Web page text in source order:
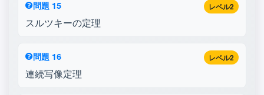
レベル2
問題 15
スルツキーの定理
レベル2
問題 16
連続写像定理